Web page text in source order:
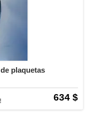
plaquetas
634 $